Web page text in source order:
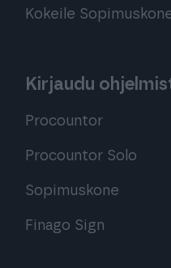
Kokeile
Kirjaudu
Procountor
Procountor Solo
Sopimuskone
Finago Sign